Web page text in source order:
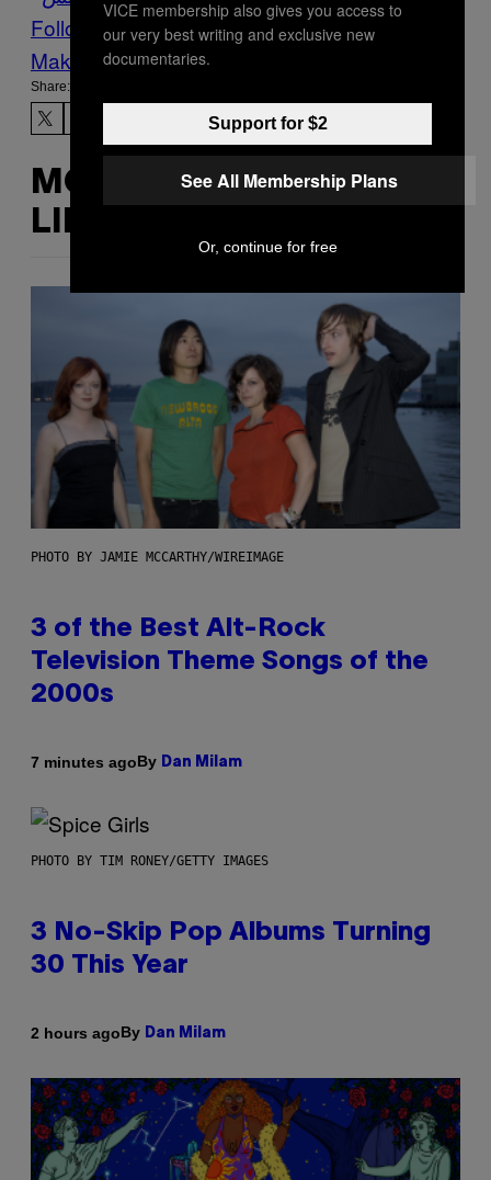
Follow Us On Discover
Make Us Preferred In Top Stories
Share:
MORE
LIKE THIS
PHOTO BY JAMIE MCCARTHY/WIREIMAGE
3 of the Best Alt-Rock
Television Theme Songs of the
2000s
7 minutes agoBy Dan Milam
PHOTO BY TIM RONEY/GETTY IMAGES
3 No-Skip Pop Albums Turning
30 This Year
2 hours agoBy Dan Milam
VICE membership also gives you access to
our very best writing and exclusive new
documentaries.
Support for $2
See All Membership Plans
Or, continue for free